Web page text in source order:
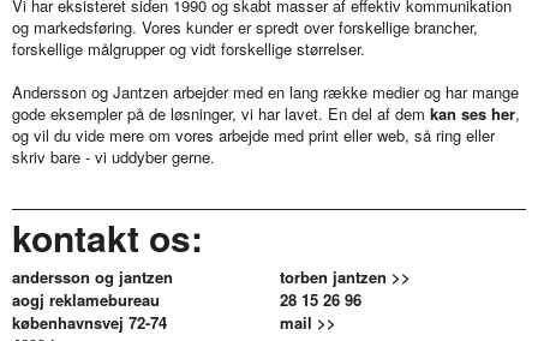
Vi har eksisteret siden 1990 og skabt masser af effektiv kommunikation
og markedsføring. Vores kunder er spredt over forskellige brancher,
forskellige målgrupper og vidt forskellige størrelser.
Andersson og Jantzen arbejder med en lang række medier og har mange
gode eksempler på de løsninger, vi har lavet. En del af dem kan ses her,
og vil du vide mere om vores arbejde med print eller web, så ring eller
skriv bare - vi uddyber gerne.
kontakt os:
andersson og jantzen
aogj reklamebureau
københavnsvej 72-74
torben jantzen >>
28 15 26 96
mail >>